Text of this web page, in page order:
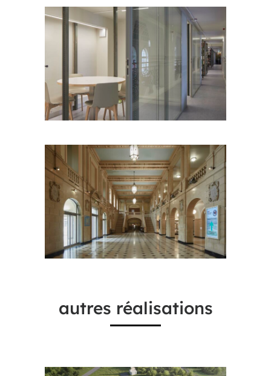
autres réalisations